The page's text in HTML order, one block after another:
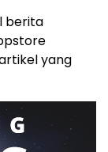
berita
yang